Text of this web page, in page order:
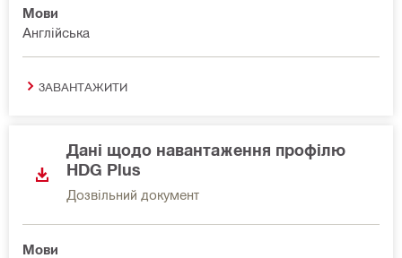
Мови
Англійська
ЗАВАНТАЖИТИ
Дані щодо навантаження профілю
HDG Plus
Дозвільний документ
Мови